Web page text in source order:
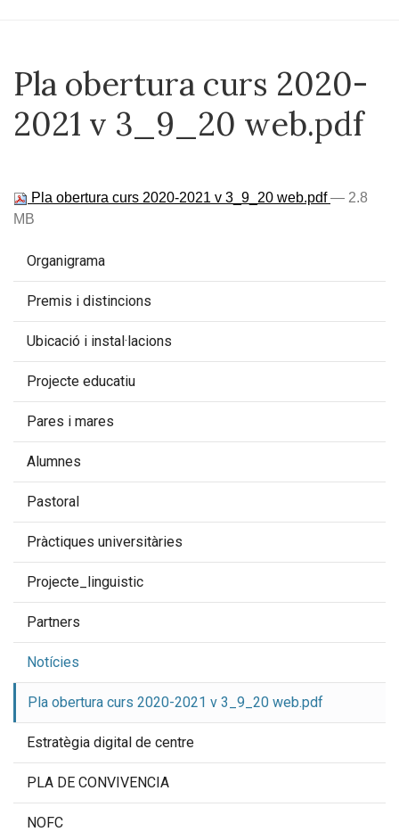
Pla obertura curs 2020-
2021 v 3_9_20 web.pdf
Pla obertura curs 2020-2021 v 3_9_20 web.pdf— 2.8
MB
Organigrama
Premis i distincions
Ubicació i instal·lacions
Projecte educatiu
Pares i mares
Alumnes
Pastoral
Pràctiques universitàries
Projecte_linguistic
Partners
Notícies
Pla obertura curs 2020-2021 v 3_9_20 web.pdf
Estratègia digital de centre
PLA DE CONVIVENCIA
NOFC